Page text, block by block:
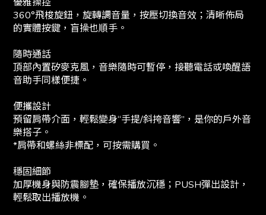
360°飛梭旋鈕，旋轉調音量，按壓切換音效；清晰佈局
的實體按鍵，盲操也順手。
隨時通話
頂部內置矽麥克風，音樂隨時可暫停，接聽電話或喚醒語
音助手同樣便捷。
便攜設計
預留肩帶介面，輕鬆變身“手提/斜挎音響”，是你的戶外音
樂搭子。
*肩帶和螺絲非標配，可按需購買。
穩固細節
加厚機身與防震腳墊，確保播放沉穩；PUSH彈出設計，
輕鬆取出播放機。